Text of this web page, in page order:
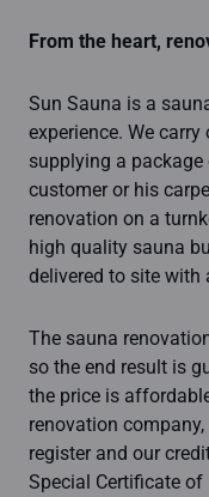
From the heart,
Sun Sauna is a
experience. We
supplying a
customer or his
renovation on a
high quality sauna
delivered to site
The sauna
so the end result is
the price is
renovation
register and our
Special Certificate